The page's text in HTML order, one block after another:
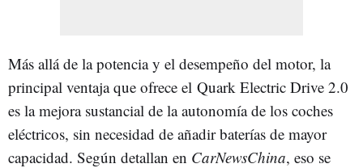
Más allá de la potencia y el desempeño del motor, la
principal ventaja que ofrece el Quark Electric Drive 2.0
es la mejora sustancial de la autonomía de los coches
eléctricos, sin necesidad de añadir baterías de mayor
capacidad. Según detallan en CarNewsChina, eso se